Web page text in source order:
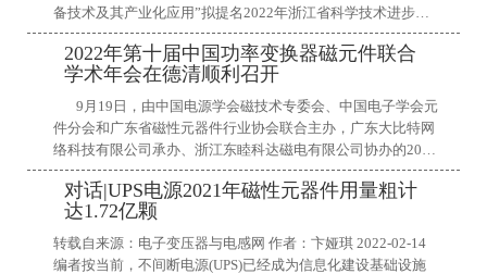
备技术及其产业化应用”拟提名2022年浙江省科学技术进步奖
一等奖，现予以公示。公示时间为2023年2月22日至3月2日
（7天）。对拟提名项目有异议的单位或者个人，可在公示期
内向我单位提出。提出异议须采取书面形式，写明事实依据及
异议者真实姓名、工作单位、联系方式等信息。单位提出异议
的还须加盖单位公章。匿名异议及超出期限的异议不予受理。
联 系 人： 严露联系方式：15157210082联系邮箱：ya
2022年第十届中国功率变换器磁元件联合
学术年会在德清顺利召开
9月19日，由中国电源学会磁技术专委会、中国电子学会元
件分会和广东省磁性元器件行业协会联合主办，广东大比特网
络科技有限公司承办、浙江东睦科达磁电有限公司协办的2022
年第十届中国功率变换器磁元件联合学术年会（以下简称磁元
件学术年会），在浙江湖州市德清凯悦嘉轩酒店成功举办。
&
对话|UPS电源2021年磁性元器件用量粗计
达1.72亿颗
转载自来源：电子变压器与电感网 作者：卞娅琪 2022-02-14
编者按当前，不间断电源(UPS)已经成为信息化建设基础设施